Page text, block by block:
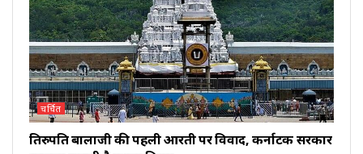
चर्चित
तिरुपति बालाजी की पहली आरती पर विवाद, कर्नाटक सरकार